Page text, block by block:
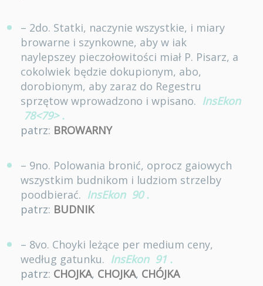
– 2do. Statki, naczynie wszystkie, i miary
browarne i szynkowne, aby w iak
naylepszey pieczołowitości miał P. Pisarz, a
cokolwiek będzie dokupionym, abo,
dorobionym, aby zaraz do Regestru
sprzętow wprowadzono i wpisano. InsEkon
78<79> .
patrz: BROWARNY
– 9no. Polowania bronić, oprocz gaiowych
wszystkim budnikom i ludziom strzelby
poodbierać. InsEkon 90 .
patrz: BUDNIK
– 8vo. Choyki leżące per medium ceny,
według gatunku. InsEkon 91 .
patrz: CHOJKA, CHOJKA, CHÓJKA